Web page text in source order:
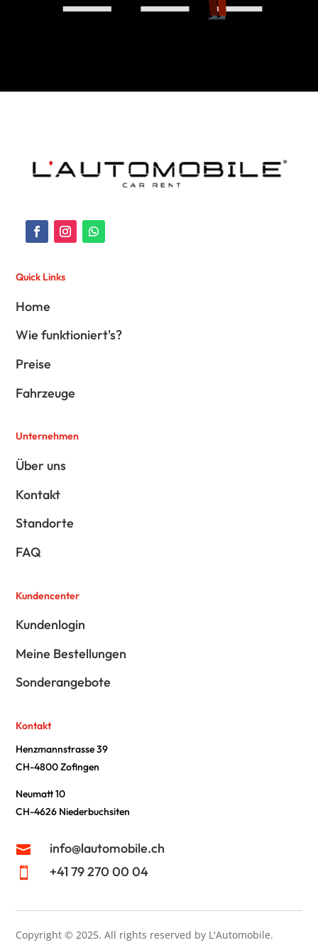
Quick Links
Home
Wie funktioniert's?
Preise
Fahrzeuge
Unternehmen
Über uns
Kontakt
Standorte
FAQ
Kundencenter
Kundenlogin
Meine Bestellungen
Sonderangebote
Kontakt
Henzmannstrasse 39
CH-4800 Zofingen
Neumatt 10
CH-4626 Niederbuchsiten
 info@lautomobile.ch
 +41 79 270 00 04
Copyright © 2025.All rights reserved by L'Automobile.